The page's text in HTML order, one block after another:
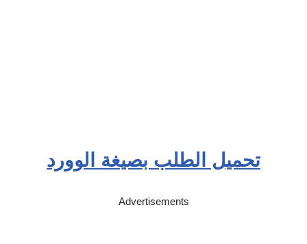
تحميل الطلب بصيغة الوورد
Advertisements